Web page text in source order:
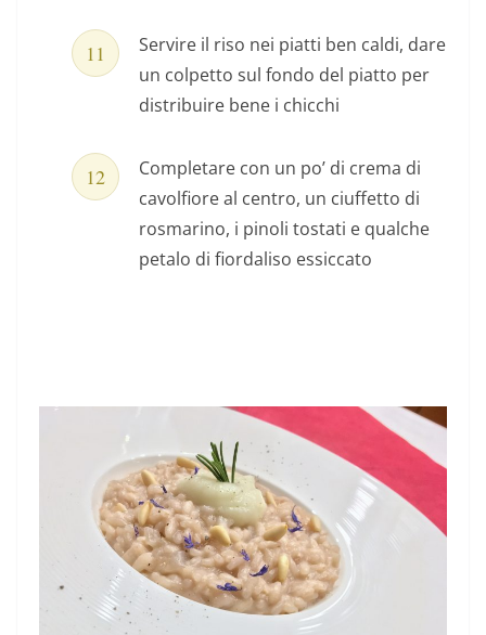
Servire il riso nei piatti ben caldi, dare
un colpetto sul fondo del piatto per
distribuire bene i chicchi
Completare con un po’ di crema di
cavolfiore al centro, un ciuffetto di
rosmarino, i pinoli tostati e qualche
petalo di fiordaliso essiccato